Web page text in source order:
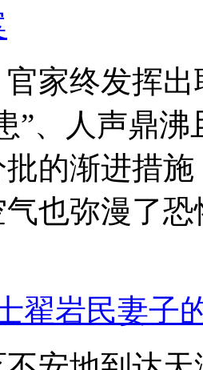
家终发挥
”、人声鼎
的渐进措
也弥漫了
翟岩民妻子